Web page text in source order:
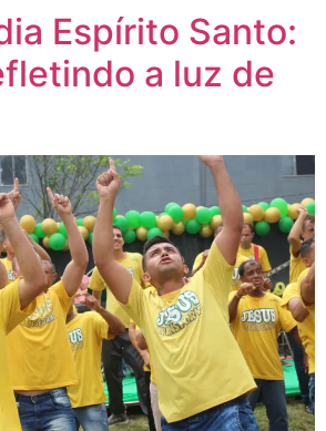
Espírito Santo:
a luz de